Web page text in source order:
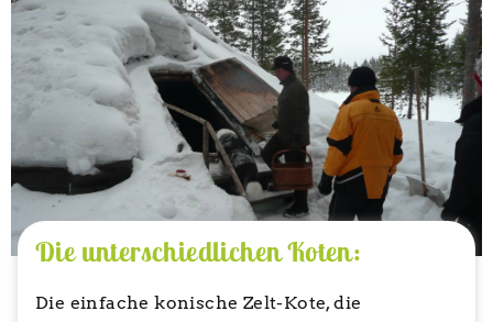
Die unterschiedlichen Koten:
Die einfache konische Zelt-Kote, die